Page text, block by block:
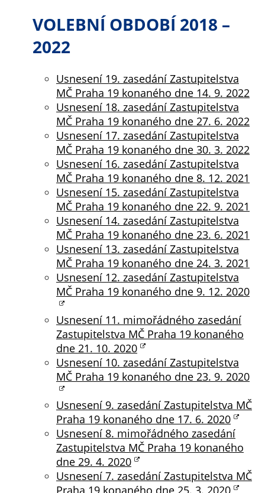
VOLEBNÍ OBDOBÍ 2018 –
2022
Usnesení 19. zasedání Zastupitelstva
MČ Praha 19 konaného dne 14. 9. 2022
Usnesení 18. zasedání Zastupitelstva
MČ Praha 19 konaného dne 27. 6. 2022
Usnesení 17. zasedání Zastupitelstva
MČ Praha 19 konaného dne 30. 3. 2022
Usnesení 16. zasedání Zastupitelstva
MČ Praha 19 konaného dne 8. 12. 2021
Usnesení 15. zasedání Zastupitelstva
MČ Praha 19 konaného dne 22. 9. 2021
Usnesení 14. zasedání Zastupitelstva
MČ Praha 19 konaného dne 23. 6. 2021
Usnesení 13. zasedání Zastupitelstva
MČ Praha 19 konaného dne 24. 3. 2021
Usnesení 12. zasedání Zastupitelstva
MČ Praha 19 konaného dne 9. 12. 2020
Usnesení 11. mimořádného zasedání
Zastupitelstva MČ Praha 19 konaného
dne 21. 10. 2020
Usnesení 10. zasedání Zastupitelstva
MČ Praha 19 konaného dne 23. 9. 2020
Usnesení 9. zasedání Zastupitelstva MČ
Praha 19 konaného dne 17. 6. 2020
Usnesení 8. mimořádného zasedání
Zastupitelstva MČ Praha 19 konaného
dne 29. 4. 2020
Usnesení 7. zasedání Zastupitelstva MČ
Praha 19 konaného dne 25. 3. 2020
návštěv našich
internetových
pomocí
těchto
cookies
zpracováváme
souhrnně, bez
použití
identifikátorů,
které ukazují
na konkrétní
uživatelé
našeho webu.
Pokud
vypnete
používání
analytických
cookies ve
návštěvě,
ztrácíme
analýzy
výkonu a
našich
opatření.
Personalizované
soubory cookie
Používáme rovněž